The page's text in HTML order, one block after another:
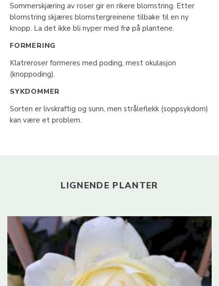
Sommerskjæring av roser gir en rikere blomstring. Etter
blomstring skjæres blomstergreinene tilbake til en ny
knopp. La det ikke bli nyper med frø på plantene.
FORMERING
Klatreroser formeres med poding, mest okulasjon
(knoppoding).
SYKDOMMER
Sorten er livskraftig og sunn, men stråleflekk (soppsykdom)
kan være et problem.
LIGNENDE PLANTER